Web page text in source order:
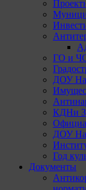
ГО и
ДОУ
КДНи
ДОУ
Год
Документы